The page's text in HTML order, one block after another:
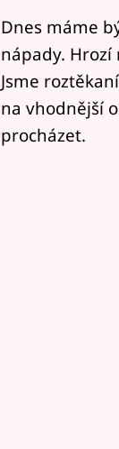
Dnes máme
nápady.
Jsme
na vhodnější
procházet.